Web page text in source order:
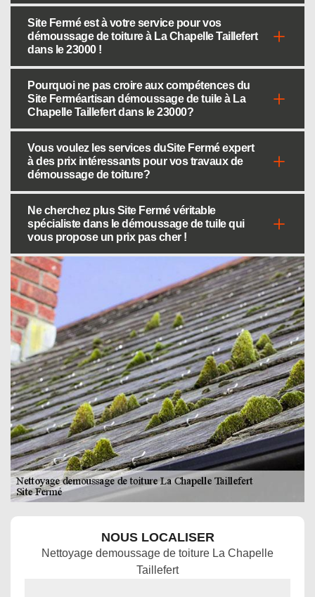
Site Fermé est à votre service pour vos
démoussage de toiture à La Chapelle Taillefert
dans le 23000 !
Pourquoi ne pas croire aux compétences du
Site Ferméartisan démoussage de tuile à La
Chapelle Taillefert dans le 23000?
Vous voulez les services duSite Fermé expert
à des prix intéressants pour vos travaux de
démoussage de toiture?
Ne cherchez plus Site Fermé véritable
spécialiste dans le démoussage de tuile qui
vous propose un prix pas cher !
NOUS LOCALISER
Nettoyage demoussage de toiture La Chapelle
Taillefert